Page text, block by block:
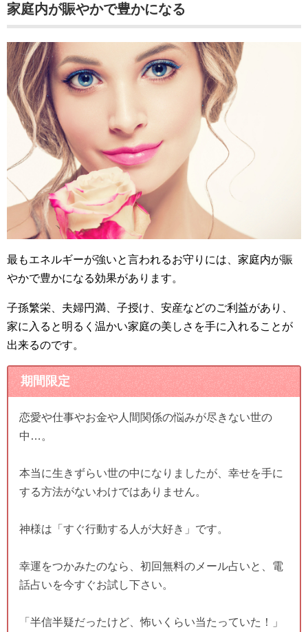
家庭内が賑やかで豊かになる
最もエネルギーが強いと言われるお守りには、家庭内が賑
やかで豊かになる効果があります。
子孫繁栄、夫婦円満、子授け、安産などのご利益があり、
家に入ると明るく温かい家庭の美しさを手に入れることが
出来るのです。
期間限定
恋愛や仕事やお金や人間関係の悩みが尽きない世の
中…。
本当に生きずらい世の中になりましたが、幸せを手に
する方法がないわけではありません。
神様は「すぐ行動する人が大好き」です。
幸運をつかみたのなら、初回無料のメール占いと、電
話占いを今すぐお試し下さい。
「半信半疑だったけど、怖いくらい当たっていた！」